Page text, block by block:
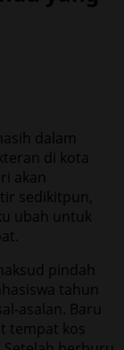
dalam
di kota
akan
sedikitpun,
ubah untuk
pindah
tahun
asalan. Baru
tempat kos